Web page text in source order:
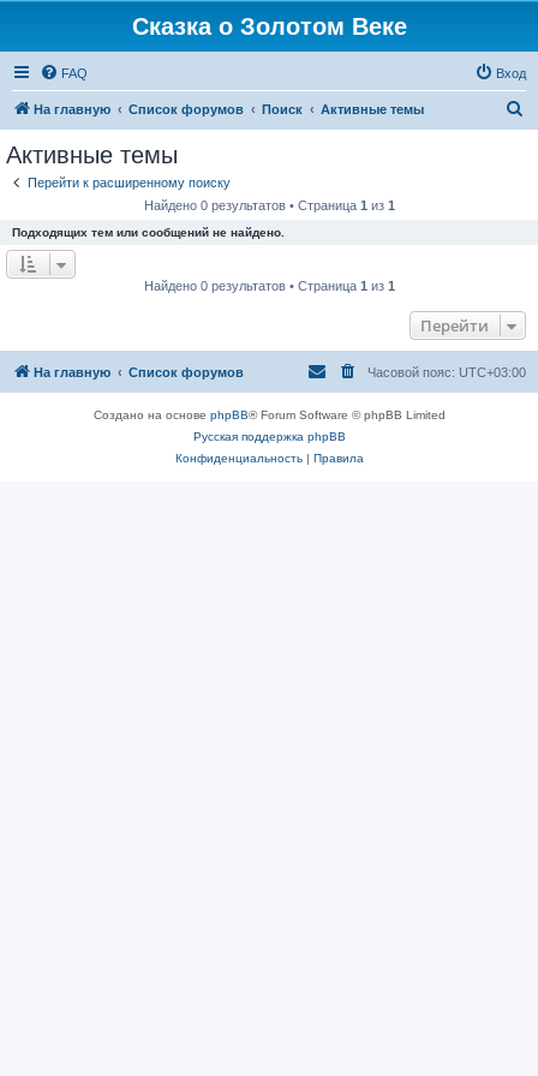
Сказка о Золотом Веке
FAQ Вход
На главную Список форумов Поиск Активные темы
Активные темы
Перейти к расширенному поиску
Найдено 0 результатов • Страница 1 из 1
Подходящих тем или сообщений не найдено.
Найдено 0 результатов • Страница 1 из 1
Перейти
На главную Список форумов Часовой пояс: UTC+03:00
Создано на основе phpBB® Forum Software © phpBB Limited
Русская поддержка phpBB
Конфиденциальность| Правила